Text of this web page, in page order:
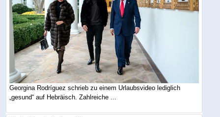
Georgina Rodríguez schrieb zu einem Urlaubsvideo lediglich
„gesund“ auf Hebräisch. Zahlreiche ...